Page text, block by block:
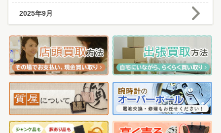
2025年9月